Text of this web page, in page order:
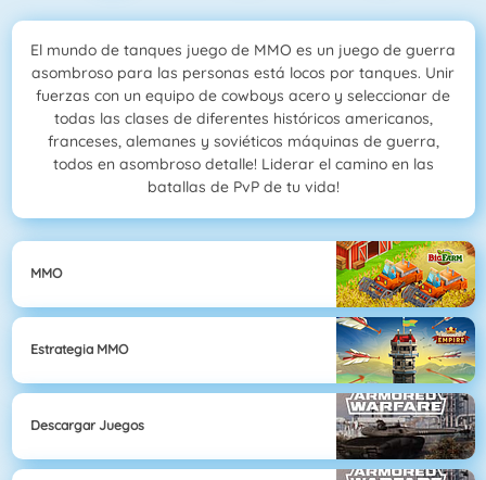
El mundo de tanques juego de MMO es un juego de guerra
asombroso para las personas está locos por tanques. Unir
fuerzas con un equipo de cowboys acero y seleccionar de
todas las clases de diferentes históricos americanos,
franceses, alemanes y soviéticos máquinas de guerra,
todos en asombroso detalle! Liderar el camino en las
batallas de PvP de tu vida!
MMO
Estrategia MMO
Descargar Juegos